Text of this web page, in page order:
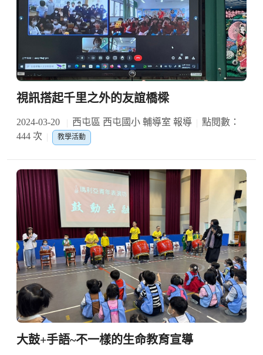
視訊搭起千里之外的友誼橋樑
2024-03-20 西屯區 西屯國小 輔導室 報導
點閱數：
444 次
教學活動
大鼓+手語~不一樣的生命教育宣導